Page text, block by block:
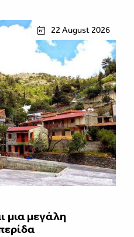
22 August 2026
μια μεγάλη